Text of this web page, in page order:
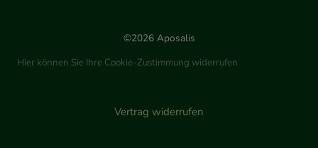
©2026 Aposalis
Hier können Sie Ihre Cookie-Zustimmung widerrufen
Vertrag widerrufen